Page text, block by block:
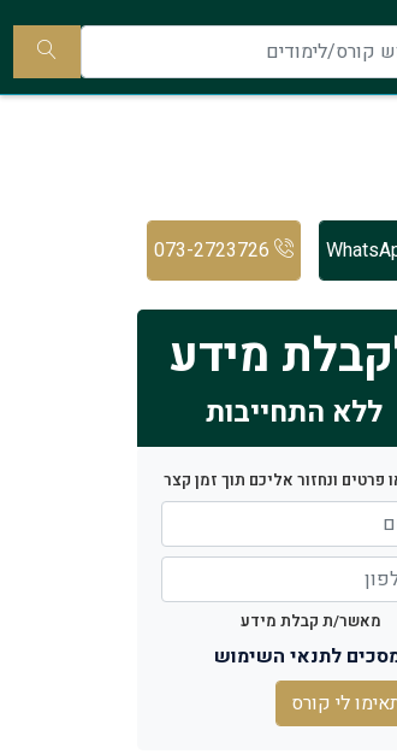
מידע
ללא התחייבות
פרטים ונחזור אליכם תוך זמן קצר
מאשר/ת קבלת מידע
לתנאי השימוש
לי קורס